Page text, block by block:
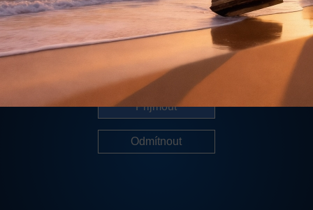
Chcete udělit souhlas s
využíváním sledovacích
Další informace
Přijmout
Odmítnout